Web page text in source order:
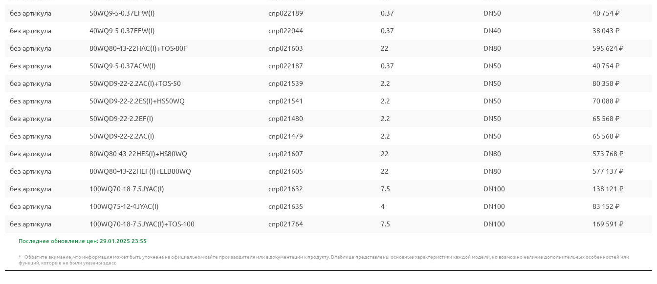
без артикула 50WQ9-5-0.37EFW(I) cnp022189 0.37 DN50 40 754 ₽
без артикула 40WQ9-5-0.37EFW(I) cnp022044 0.37 DN40 38 043 ₽
без артикула 80WQ80-43-22HAC(I)+TOS-80F cnp021603 22 DN80 595 624 ₽
без артикула 50WQ9-5-0.37ACW(I) cnp022187 0.37 DN50 40 754 ₽
без артикула 50WQD9-22-2.2AC(I)+TOS-50 cnp021539 2.2 DN50 80 358 ₽
без артикула 50WQD9-22-2.2ES(I)+HS50WQ cnp021541 2.2 DN50 70 088 ₽
без артикула 50WQD9-22-2.2EF(I) cnp021480 2.2 DN50 65 568 ₽
без артикула 50WQD9-22-2.2AC(I) cnp021479 2.2 DN50 65 568 ₽
без артикула 80WQ80-43-22HES(I)+HS80WQ cnp021607 22 DN80 573 768 ₽
без артикула 80WQ80-43-22HEF(I)+ELB80WQ cnp021605 22 DN80 577 137 ₽
без артикула 100WQ70-18-7.5JYAC(I) cnp021632 7.5 DN100 138 121 ₽
без артикула 100WQ75-12-4JYAC(I) cnp021635 4 DN100 83 152 ₽
без артикула 100WQ70-18-7.5JYAC(I)+TOS-100 cnp021764 7.5 DN100 169 591 ₽
Последнее обновление цен: 29.01.2025 23:55
* - Обратите внимание, что информация может быть уточнена на официальном сайте производителя или в документации к продукту. В таблице представлены основные характеристики каждой модели, но возможно наличие дополнительных особенностей или
функций, которые не были указаны здесь